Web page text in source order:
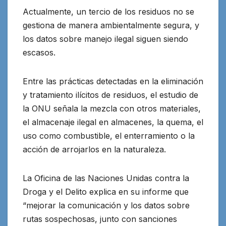
Actualmente, un tercio de los residuos no se
gestiona de manera ambientalmente segura, y
los datos sobre manejo ilegal siguen siendo
escasos.
Entre las prácticas detectadas en la eliminación
y tratamiento ilícitos de residuos, el estudio de
la ONU señala la mezcla con otros materiales,
el almacenaje ilegal en almacenes, la quema, el
uso como combustible, el enterramiento o la
acción de arrojarlos en la naturaleza.
La Oficina de las Naciones Unidas contra la
Droga y el Delito explica en su informe que
“mejorar la comunicación y los datos sobre
rutas sospechosas, junto con sanciones